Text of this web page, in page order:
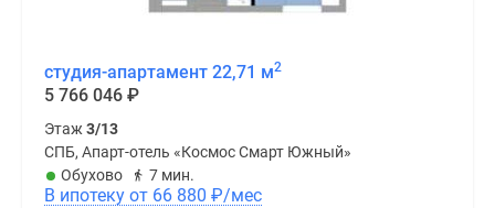
студия-апартамент 22,71 м2
5 766 046 ₽
Этаж3/13
СПБ, Апарт-отель «Космос Смарт Южный»
Обухово
7 мин.
В ипотеку от 66 880 ₽/мес